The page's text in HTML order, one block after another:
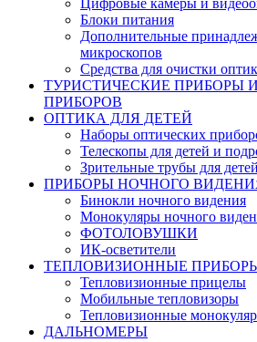
Цифровые камеры и
Блоки питания
Дополнительные
микроскопов
Средства для очистки
ТУРИСТИЧЕСКИЕ ПРИБОРЫ
ПРИБОРОВ
ОПТИКА ДЛЯ ДЕТЕЙ
Наборы оптических
Телескопы для детей и
Зрительные трубы для детей
ПРИБОРЫ НОЧНОГО
Бинокли ночного видения
Монокуляры ночного
ФОТОЛОВУШКИ
ИК-осветители
ТЕПЛОВИЗИОННЫЕ
Тепловизионные прицелы
Мобильные тепловизоры
Тепловизионные
ДАЛЬНОМЕРЫ